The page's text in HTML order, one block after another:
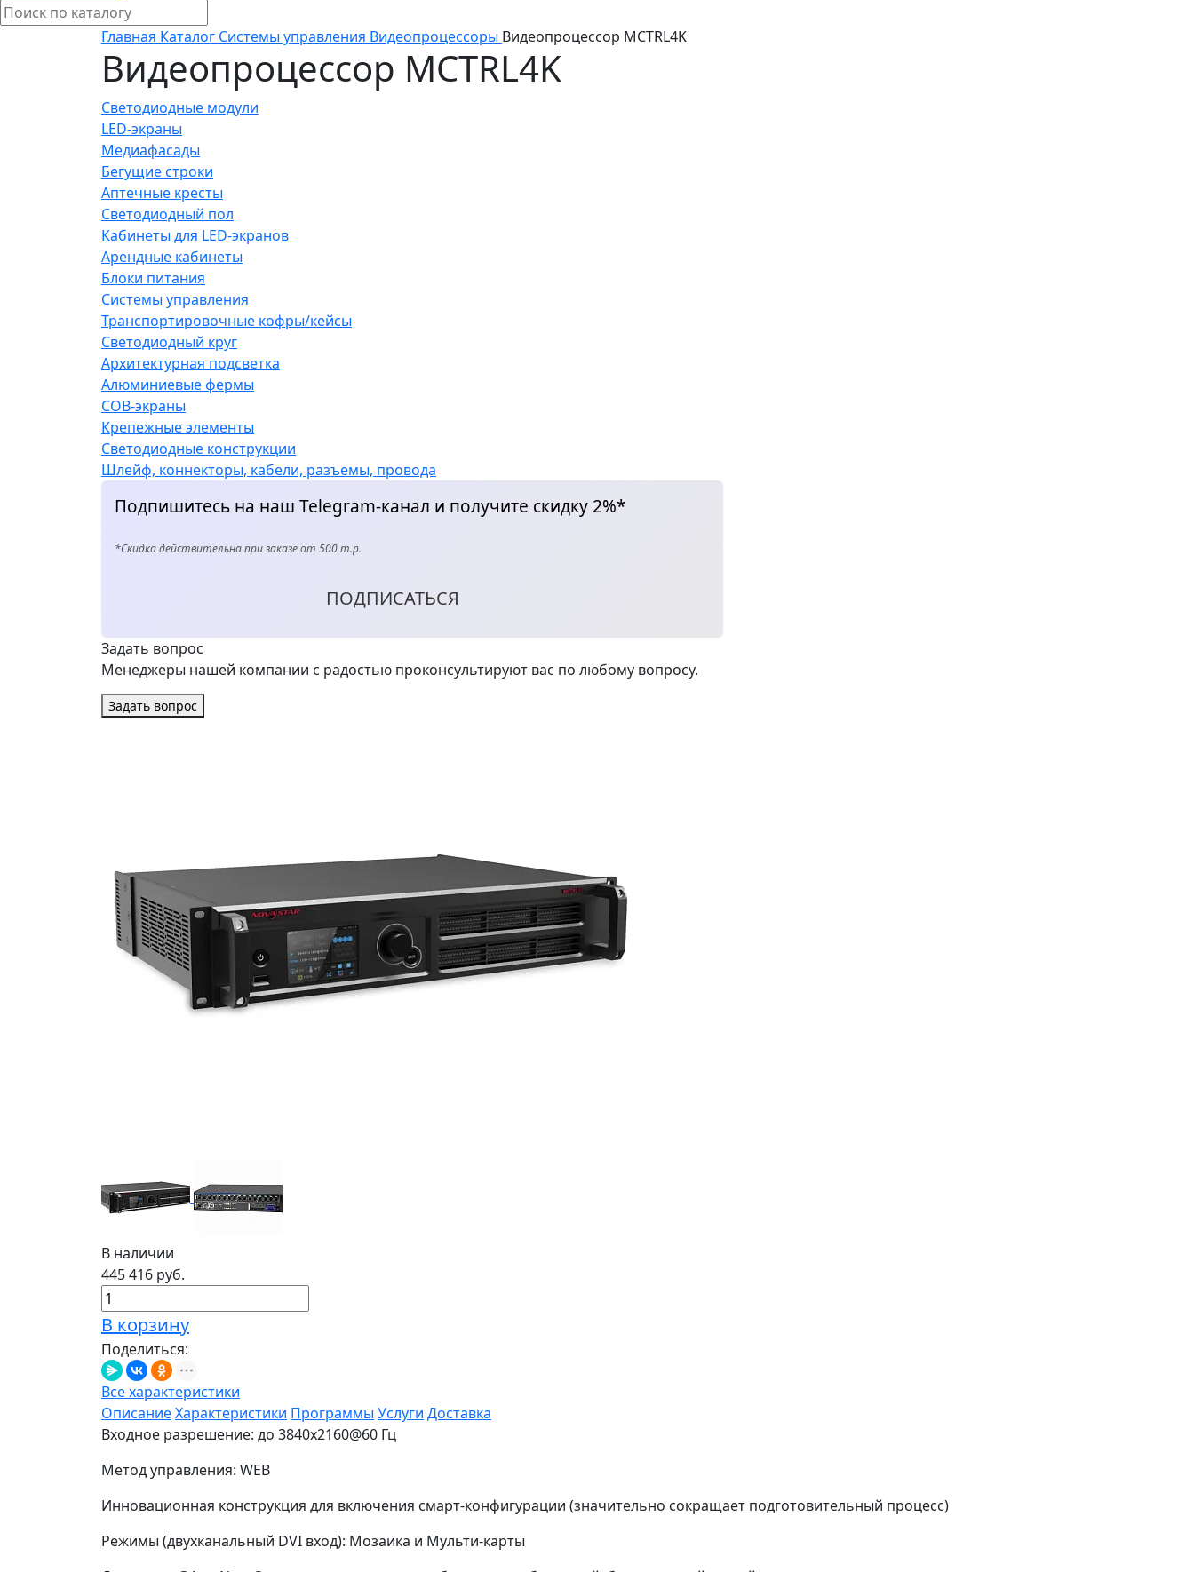
Главная Каталог Системы управления Видеопроцессоры Видеопроцессор MCTRL4K
Видеопроцессор MCTRL4K
Светодиодные модули
LED-экраны
Медиафасады
Бегущие строки
Аптечные кресты
Светодиодный пол
Кабинеты для LED-экранов
Арендные кабинеты
Блоки питания
Системы управления
Транспортировочные кофры/кейсы
Светодиодный круг
Архитектурная подсветка
Алюминиевые фермы
COB-экраны
Крепежные элементы
Светодиодные конструкции
Шлейф, коннекторы, кабели, разъемы, провода
Подпишитесь на наш Telegram-канал и получите скидку 2%*
*Скидка действительна при заказе от 500 т.р.
ПОДПИСАТЬСЯ
Задать вопрос
Менеджеры нашей компании с радостью проконсультируют вас по любому вопросу.
Задать вопрос
В наличии
445 416 руб.
В корзину
Поделиться:
Все характеристики
ОписаниеХарактеристики Программы Услуги Доставка
Входное разрешение: до 3840х2160@60 Гц
Метод управления: WEB
Инновационная конструкция для включения смарт-конфигурации (значительно сокращает подготовительный процесс)
Режимы (двухканальный DVI вход): Мозаика и Мульти-карты